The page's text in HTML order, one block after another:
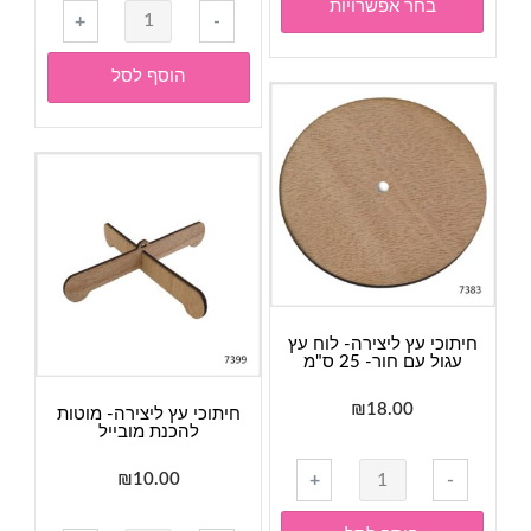
בחר אפשרויות
לבחור
האפשרויות
בעמוד
המוצר
-
כמות
של
חיתוכי
עץ
ליצירה-
לוח
עם
חור-
+
הוסף לסל
חיתוכי עץ ליצירה- לוח עץ
עגול עם חור- 25 ס"מ
₪18.00
-
כמות
של
+
חיתוכי עץ ליצירה- מוטות
להכנת מובייל
₪10.00